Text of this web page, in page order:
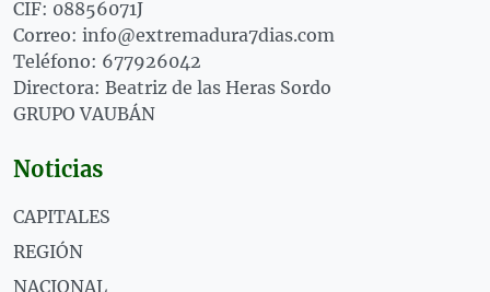
CIF: 08856071J
Correo: info@extremadura7dias.com
Teléfono: 677926042
Directora: Beatriz de las Heras Sordo
GRUPO VAUBÁN
Noticias
CAPITALES
REGIÓN
NACIONAL